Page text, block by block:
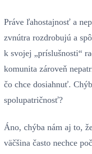
Práve ľahostajnosť a
zvnútra rozdrobujú a
k svojej „príslušnosti“
komunita zároveň
čo chce dosiahnuť.
spolupatričnosť?
Áno, chýba nám aj to,
väčšina často nechce